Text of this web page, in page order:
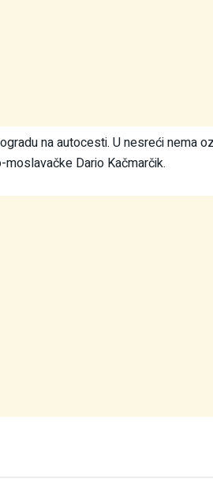
na autocesti. U nesreći nema
Dario Kačmarčik.